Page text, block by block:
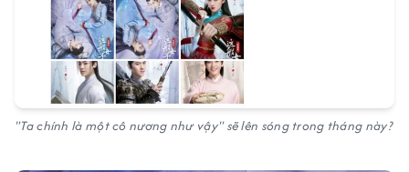
"Ta chính là một cô nương như vậy" sẽ lên sóng trong tháng này?